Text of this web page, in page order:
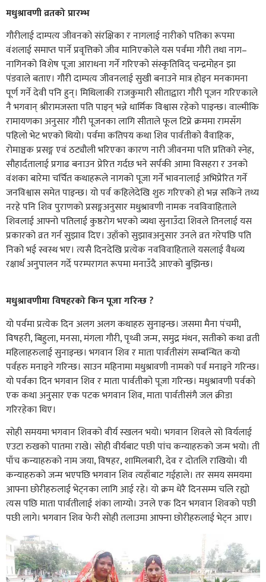
मधुश्रावणी व्रतको प्रारम्भ
गौरीलाई दाम्पत्य जीवनको संरक्षिका र नागलाई नारीको पतिका रूपमा
वंशलाई समाप्त पार्ने प्रवृत्तिको जीव मानिएकोले यस पर्वमा गौरी तथा नाग–
नागिनको विशेष पूजा आराधना गर्ने गरिएको संस्कृतिविद् चन्द्रमोहन झा
पंडवाले बताए। गौरी दाम्पत्य जीवनलाई सुखी बनाउने मात्र होइन मनकामना
पूर्ण गर्ने देवी पनि हुन्। मिथिलाकी राजकुमारी सीताद्वारा गौरी पूजन गरिएकाले
नै भगवान् श्रीरामजस्ता पति पाइन् भन्ने धार्मिक विश्वास रहेको पाइन्छ। वाल्मीकि
रामायणका अनुसार गौरी पूजनका लागि सीताले फूल टिप्ने क्रममा रामसँग
पहिलो भेट भएको थियो। पर्वमा कतिपय कथा शिव पार्वतीको वैवाहिक,
रोमाञ्चक प्रसङ्ग एवं ठट्यौली भरिएका कारण नारी जीवनमा पति प्रतिको स्नेह,
सौहार्दतालाई प्रगाढ बनाउन प्रेरित गर्दछ भने सर्पकी आमा विसहरा र उनको
वंशका बारेमा चर्चित कथाहरूले नागको पूजा गर्ने भावनालाई अभिप्रेरित गर्ने
जनविश्वास समेत पाइन्छ। यो पर्व कहिलेदेखि शुरु गरिएको हो भन्न सकिने तथ्य
नरहे पनि शिव पुराणको प्रसङ्गअनुसार मधुश्रावणी नामक नवविवाहिताले
शिवलाई आफ्नो पतिलाई कुष्ठरोग भएको व्यथा सुनाउँदा शिवले तिनलाई यस
प्रकारको व्रत गर्न सुझाव दिए। उहाँको सुझावअनुसार उनले व्रत गरेपछि पति
निको भई स्वस्थ भए। त्यसै दिनदेखि प्रत्येक नवविवाहिताले यसलाई वैधव्य
रक्षार्थ अनुपालन गर्दे परम्परागत रूपमा मनाउँदै आएको बुझिन्छ।
मधुश्रावणीमा विषहरको किन पूजा गरिन्छ ?
यो पर्वमा प्रत्येक दिन अलग अलग कथाहरु सुनाइन्छ। जसमा मैना पंचमी,
विषहरी, बिहुला, मनसा, मंगला गौरी, पृथ्वी जन्म, समुद्र मंथन, सतीको कथा व्रती
महिलाहरुलाई सुनाइन्छ। भगवान शिव र माता पार्वतीसंग सम्बन्धित कयो
पर्वहरु मनाइने गरिन्छ। साउन महिनामा मधुश्रावणी नामको पर्व मनाइने गरिन्छ।
यो पर्वका दिन भगवान शिव र माता पार्वतीको पूजा गरिन्छ। मधुश्रावणी पर्वको
एक कथा अनुसार एक पटक भगवान शिव, माता पार्वतीसंगै जल क्रीडा
गरिरहेका थिए।
सोही समयमा भगवान शिवको वीर्य स्खलन भयो। भगवान शिवले सो विर्यलाई
एउटा रुखको पातमा राखे। सोही वीर्यबाट पछी पांच कन्याहरुको जन्म भयो। ती
पाँच कन्याहरुको नाम जया, विषहर, शामिलबारी, देव र दोतलि राखियो। यी
कन्याहरुको जन्म भएपछि भगवान शिव त्यहाँबाट गईहाले। तर समय समयमा
आफ्ना छोरीहरुलाई भेट्नका लागि आई रहे। यो क्रम धेरै दिनसम्म चलि रह्यो
त्यस पछि माता पार्वतीलाई शंका लाग्यो। उनले एक दिन भगवान शिवको पछी
पछी लागे। भगवान शिव फेरी सोही तलाउमा आफ्ना छोरीहरुलाई भेट्न आए।